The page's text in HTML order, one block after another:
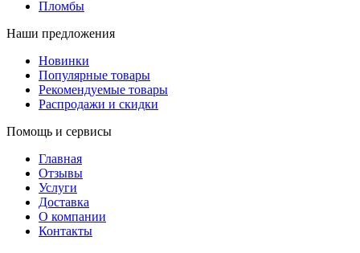
Пломбы
Наши предложения
Новинки
Популярные товары
Рекомендуемые товары
Распродажи и скидки
Помощь и сервисы
Главная
Отзывы
Услуги
Доставка
О компании
Контакты